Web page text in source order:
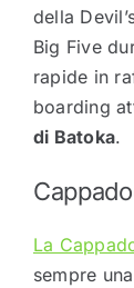
della
Big Five
rapide in
boarding
di Batoka.
La
sempre